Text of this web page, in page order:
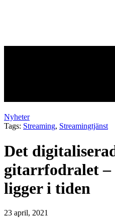
Nyheter
Tags: Streaming, Streamingtjänst
Det
gitarrfodralet –
ligger i tiden
23 april, 2021